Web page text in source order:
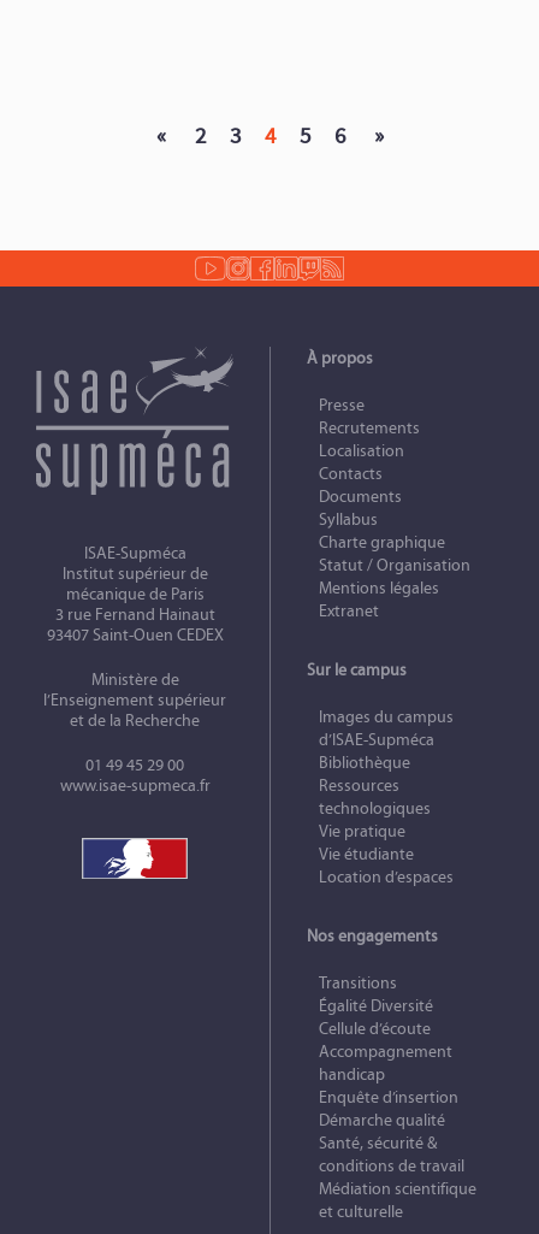
« 2 3 4 5 6 »
ISAE-Supméca
Institut supérieur de
mécanique de Paris
3 rue Fernand Hainaut
93407 Saint-Ouen CEDEX
Ministère de
l’Enseignement supérieur
et de la Recherche
01 49 45 29 00
www.isae-supmeca.fr
À propos
Presse
Recrutements
Localisation
Contacts
Documents
Syllabus
Charte graphique
Statut / Organisation
Mentions légales
Extranet
Sur le campus
Images du campus
d’ISAE-Supméca
Bibliothèque
Ressources
technologiques
Vie pratique
Vie étudiante
Location d’espaces
Nos engagements
Transitions
Égalité Diversité
Cellule d’écoute
Accompagnement
handicap
Enquête d’insertion
Démarche qualité
Santé, sécurité &
conditions de travail
Médiation scientifique
et culturelle